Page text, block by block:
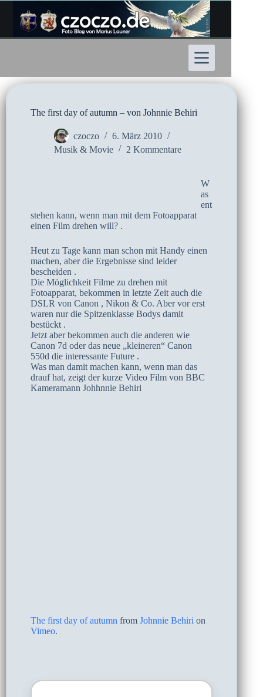
Inhalt
springen
The first day of autumn – von Johnnie Behiri
czoczo
6. März 2010
Musik & Movie
2 Kommentare
W
as
ent
stehen kann, wenn man mit dem Fotoapparat
einen Film drehen will? .
Heut zu Tage kann man schon mit Handy einen
machen, aber die Ergebnisse sind leider
bescheiden .
Die Möglichkeit Filme zu drehen mit
Fotoapparat, bekommen in letzte Zeit auch die
DSLR von Canon , Nikon & Co. Aber vor erst
waren nur die Spitzenklasse Bodys damit
bestückt .
Jetzt aber bekommen auch die anderen wie
Canon 7d oder das neue „kleineren“ Canon
550d die interessante Future .
Was man damit machen kann, wenn man das
drauf hat, zeigt der kurze Video Film von BBC
Kameramann Johhnnie Behiri
The first day of autumn from Johnnie Behiri on
Vimeo.